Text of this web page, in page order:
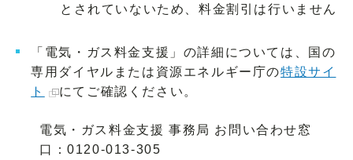
とされていないため、料金割引は行いません
「電気・ガス料金支援」の詳細については、国の
専用ダイヤルまたは資源エネルギー庁の特設サイ
ト
にてご確認ください。
電気・ガス料金支援 事務局 お問い合わせ窓
口：0120-013-305